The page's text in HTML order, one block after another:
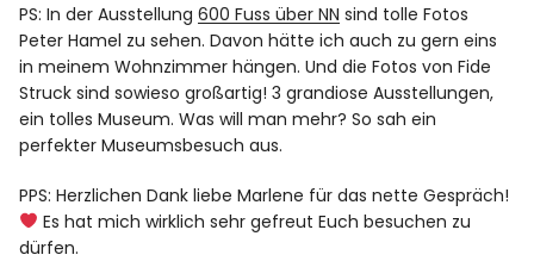
PS: In der Ausstellung600 Fuss über NN sind tolle Fotos
Peter Hamel zu sehen. Davon hätte ich auch zu gern eins
in meinem Wohnzimmer hängen. Und die Fotos vonFide
Struck sind sowieso großartig! 3 grandiose Ausstellungen,
ein tolles Museum. Was will man mehr? So sah ein
perfekter Museumsbesuch aus.
PPS: Herzlichen Dank liebe Marlene für das nette Gespräch!
Es hat mich wirklich sehr gefreut Euch besuchen zu
dürfen.